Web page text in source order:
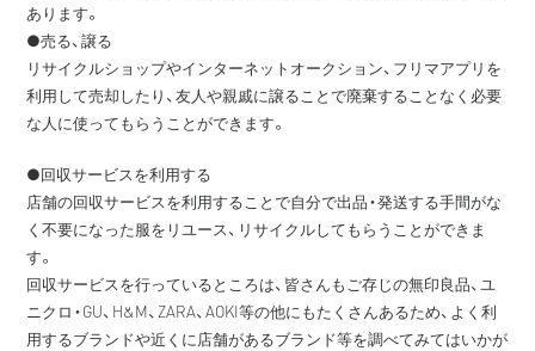
あります。
●売る、譲る
リサイクルショップやインターネットオークション、フリマアプリを
利用して売却したり、友人や親戚に譲ることで廃棄することなく必要
な人に使ってもらうことができます。
●回収サービスを利用する
店舗の回収サービスを利用することで自分で出品・発送する手間がな
く不要になった服をリユース、リサイクルしてもらうことができま
す。
回収サービスを行っているところは、皆さんもご存じの無印良品、ユ
ニクロ・GU、H&M、ZARA、AOKI等の他にもたくさんあるため、よく利
用するブランドや近くに店舗があるブランド等を調べてみてはいかが